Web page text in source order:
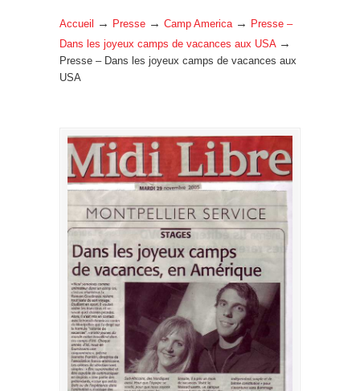
Accueil → Presse → Camp America →
Presse –
Dans les joyeux camps de vacances aux USA →
Presse – Dans les joyeux camps de vacances aux
USA